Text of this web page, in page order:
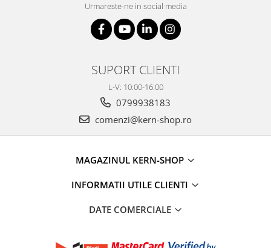
Urmareste-ne in social media
SUPORT CLIENTI
L-V: 10:00-16:00
0799938183
comenzi@kern-shop.ro
MAGAZINUL KERN-SHOP
INFORMATII UTILE CLIENTI
DATE COMERCIALE